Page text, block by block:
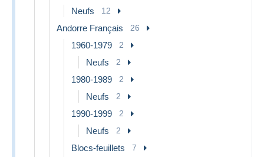
Neufs 12
Andorre Français 26
1960-1979 2
Neufs 2
1980-1989 2
Neufs 2
1990-1999 2
Neufs 2
Blocs-feuillets 7